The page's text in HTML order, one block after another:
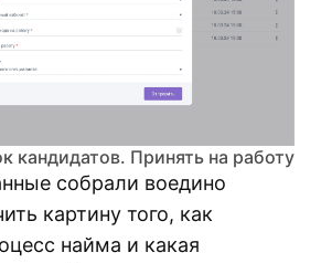
кандидатов. Принять на работу
собрали воедино
картину того, как
найма и какая